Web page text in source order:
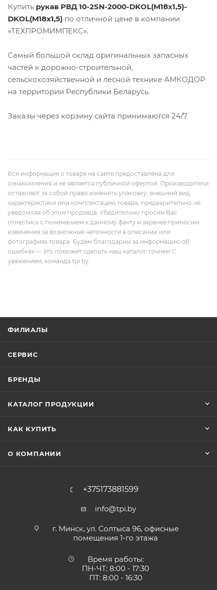
Купить рукав РВД 10-2SN-2000-DKOL(М18х1,5)-
DKOL(М18х1,5) по отличной цене в компании
«ТЕХПРОМИМПЕКС».
Самый большой склад оригинальных запасных
частей к дорожно-строительной,
сельскохозяйственной и лесной технике АМКОДОР
на территории Республики Беларусь.
Заказы через корзину сайта принимаются 24/7
Вся информация о товаре на сайте предоставлена для
ознакомления и не является публичной офертой. Производители
оставляют за собой право изменять упаковку, внешний вид,
характеристики или комплектацию товара, предварительно не
уведомляя об этом продавца. Убедительно просим Вас
отнестись с пониманием к данному факту и заранее приносим
извинения за возможные неточности в описании или
фотографиях товара. Будем благодарны за информацию об
ошибках — это поможет сделать наш каталог точнее! С
уважением, команда tpi.by.
ФИЛИАЛЫ
СЕРВИС
БРЕНДЫ
КАТАЛОГ ПРОДУКЦИИ
КАК КУПИТЬ
О КОМПАНИИ
+375173881599
info@tpi.by
г. Минск, ул. Солтыса 96, офисные
помещения 1-го этажа
Время работы:
ПН-ЧТ: 8:00 - 17:30
ПТ: 8:00 - 16:30